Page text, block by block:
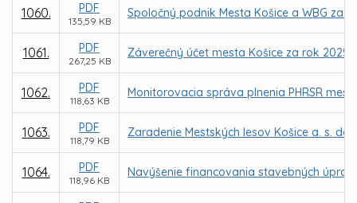
1060. PDF
135,59 KB
Spoločný podnik Mesta Košice a WBG za
1061. PDF
267,25 KB
Záverečný účet mesta Košice za rok 2025
1062. PDF
118,63 KB
Monitorovacia správa plnenia PHRSR
1063. PDF
118,79 KB
Zaradenie Mestských lesov Košice a. s.
1064. PDF
118,96 KB
Navýšenie financovania stavebných